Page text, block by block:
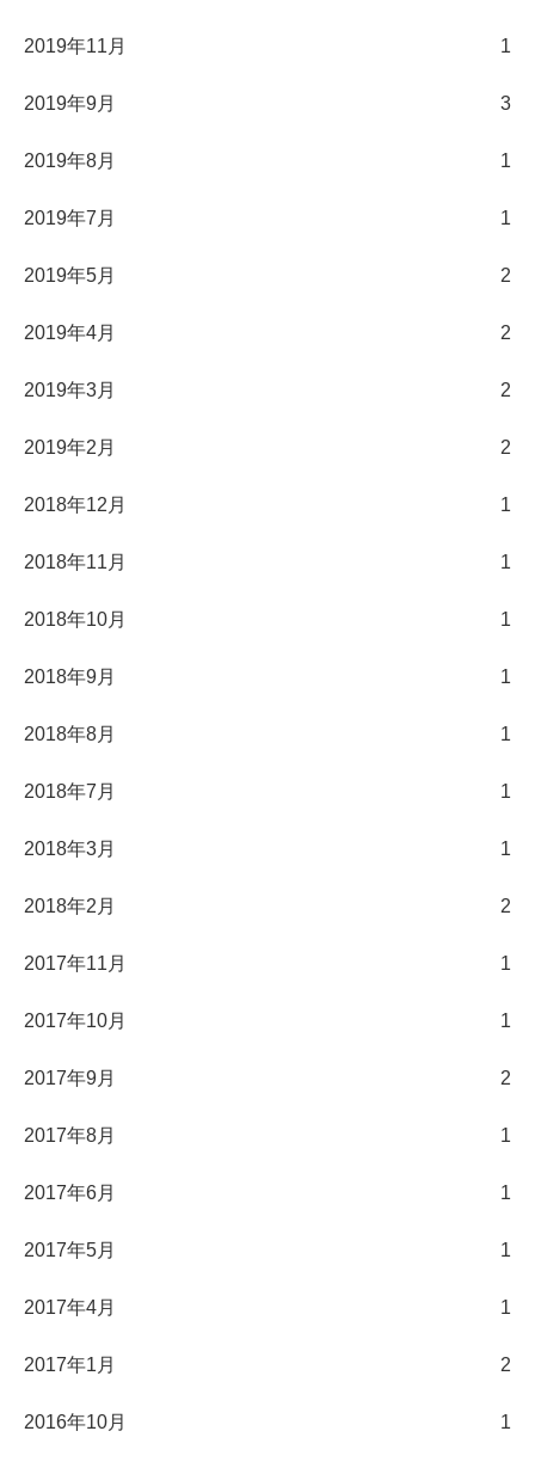
2019年11月 1
2019年9月 3
2019年8月 1
2019年7月 1
2019年5月 2
2019年4月 2
2019年3月 2
2019年2月 2
2018年12月 1
2018年11月 1
2018年10月 1
2018年9月 1
2018年8月 1
2018年7月 1
2018年3月 1
2018年2月 2
2017年11月 1
2017年10月 1
2017年9月 2
2017年8月 1
2017年6月 1
2017年5月 1
2017年4月 1
2017年1月 2
2016年10月 1